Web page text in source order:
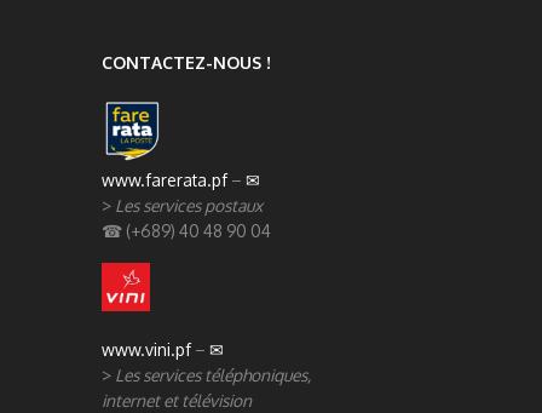
CONTACTEZ-NOUS !
www.farerata.pf– ✉
> Les services postaux
☎ (+689) 40 48 90 04
www.vini.pf– ✉
> Les services téléphoniques,
internet et télévision